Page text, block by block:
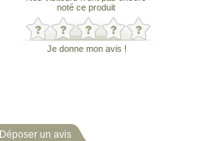
noté ce produit
Je donne mon avis !
Déposer un avis